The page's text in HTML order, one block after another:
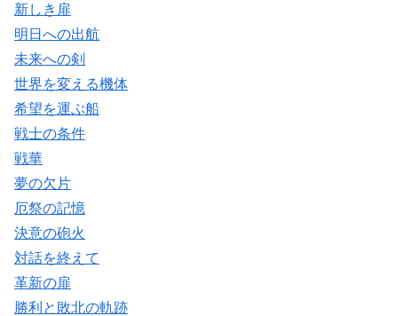
新しき扉
明日への出航
未来への剣
世界を変える機体
希望を運ぶ船
戦士の条件
戦華
夢の欠片
厄祭の記憶
決意の砲火
対話を終えて
革新の扉
勝利と敗北の軌跡